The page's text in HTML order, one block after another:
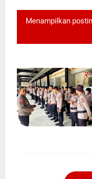
Menampilkan